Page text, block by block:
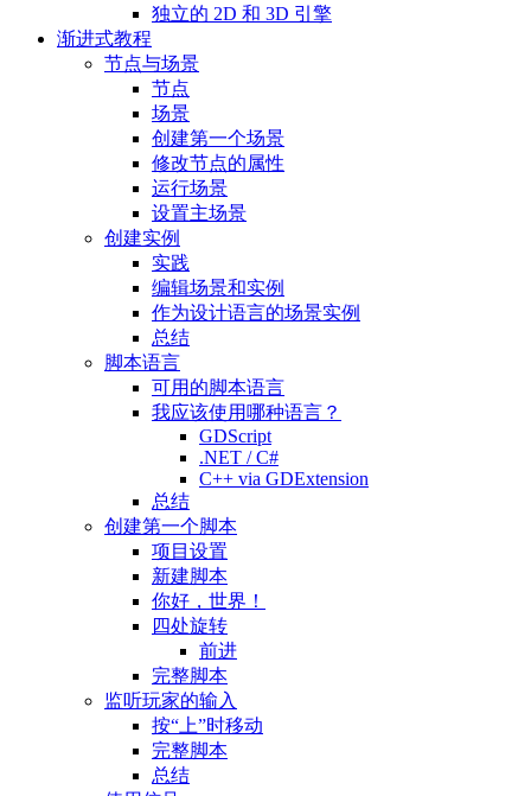
独立的 2D 和 3D 引擎
渐进式教程
节点与场景
节点
场景
创建第一个场景
修改节点的属性
运行场景
设置主场景
创建实例
实践
编辑场景和实例
作为设计语言的场景实例
总结
脚本语言
可用的脚本语言
我应该使用哪种语言？
GDScript
.NET / C#
C++ via GDExtension
总结
创建第一个脚本
项目设置
新建脚本
你好，世界！
四处旋转
前进
完整脚本
监听玩家的输入
按“上”时移动
完整脚本
总结